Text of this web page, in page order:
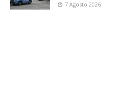
7 Agosto 2026